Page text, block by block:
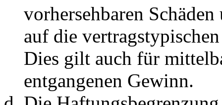
vorhersehbaren
auf die
Dies gilt auch für
entgangenen Gewinn.